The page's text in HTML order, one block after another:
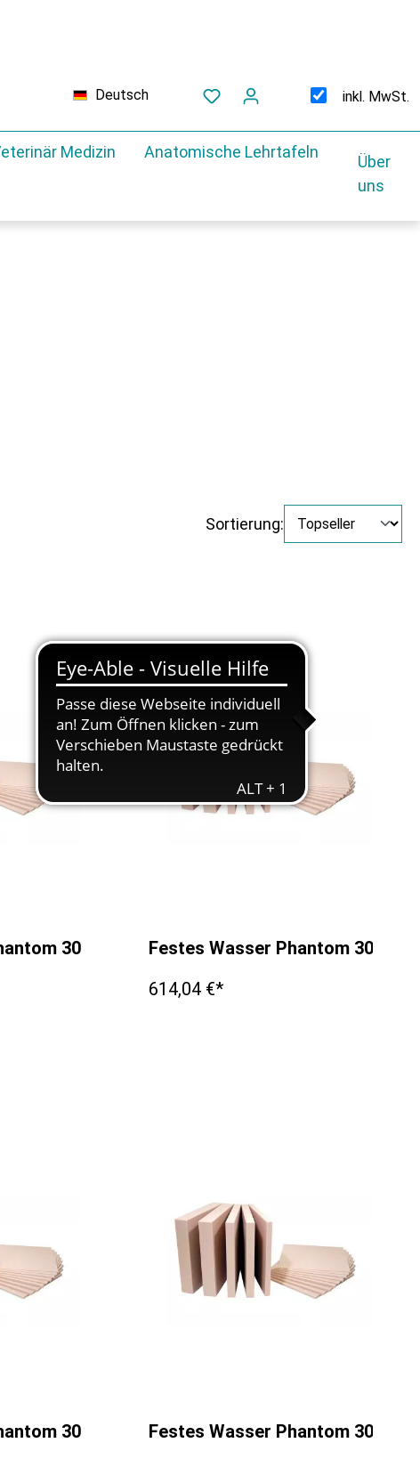
Deutsch inkl. MwSt.
Medizin Anatomische Lehrtafeln
Über
uns
Sortierung:
300x300x2mmFestes Wasser Phantom
614,04 €*
300x300x15mmFestes Wasser Phantom